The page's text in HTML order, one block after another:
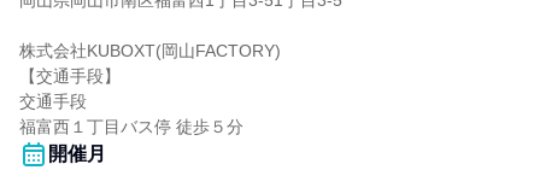
株式会社KUBOXT(岡山FACTORY)
【交通手段】
交通手段
福富西１丁目バス停 徒歩５分
開催月